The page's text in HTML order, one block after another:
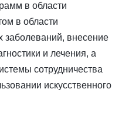
в области
в области
заболеваний, внесение
и лечения, а
сотрудничества
искусственного